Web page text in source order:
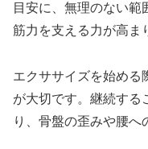
目安に、無理のない
筋力を支える力が高ま
エクササイズを始める
が大切です。継続する
り、骨盤の歪みや腰へ